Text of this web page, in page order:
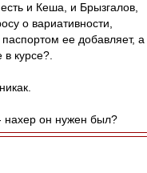
и Кеша, и Брызгалов,
о вариативности,
ее добавляет, а
курсе?.
он нужен был?